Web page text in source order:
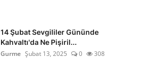
14 Şubat Sevgililer Gününde
Kahvaltı'da Ne Pişiril...
Gurme Şubat 13, 2025 0 308